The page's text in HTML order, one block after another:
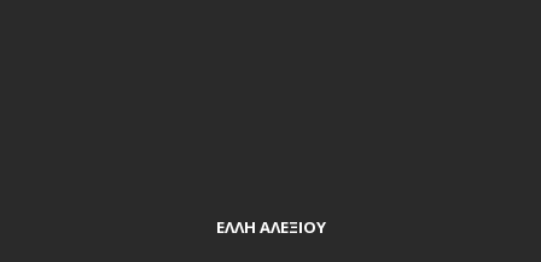
ΕΛΛΗ ΑΛΕΞΙΟΥ